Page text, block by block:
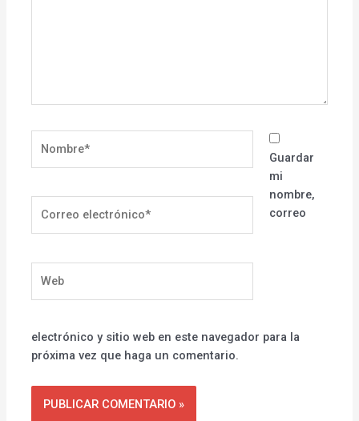
electrónico*
Guardar
mi
nombre,
correo
electrónico y sitio web en este navegador para la
próxima vez que haga un comentario.